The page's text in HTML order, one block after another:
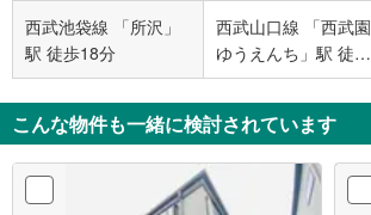
西武池袋線 「所沢」
駅 徒歩18分
西武山口線 「西武園
ゆうえんち」駅 徒歩
19分
こんな物件も一緒に検討されています